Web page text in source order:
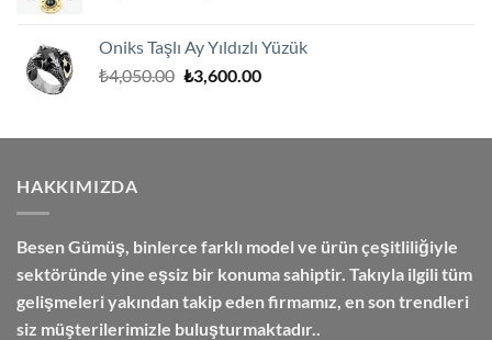
₺7,500.00.
Oniks Taşlı Ay Yıldızlı Yüzük
₺4,050.00 Orijinal
₺3,600.00Şu
₺3,600.00.
HAKKIMIZDA
Besen Gümüş, binlerce farklı model ve ürün çeşitliliğiyle
sektöründe yine eşsiz bir konuma sahiptir. Takıyla ilgili tüm
gelişmeleri yakından takip eden firmamız, en son trendleri
siz müşterilerimizle buluşturmaktadır..